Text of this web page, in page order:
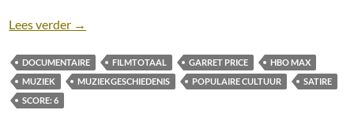
Lees verder Recensie: Yacht Rock: a Dockumentary [Garret
→
DOCUMENTAIRE FILMTOTAAL GARRET PRICE
HBO MAX
MUZIEK
MUZIEKGESCHIEDENIS POPULAIRE CULTUUR
SATIRE
SCORE: 6